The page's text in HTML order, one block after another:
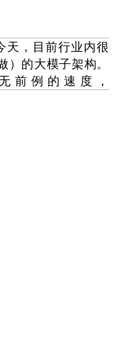
天，目前行业内很
的大模子架构。
前例的速度，